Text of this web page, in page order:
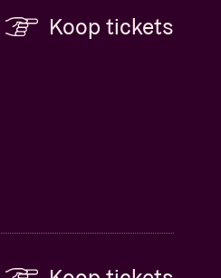
Koop tickets